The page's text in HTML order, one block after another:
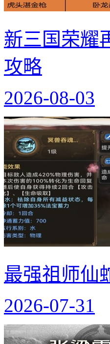
新三国荣耀
攻略
2026-08-03
最强祖师仙
2026-07-31